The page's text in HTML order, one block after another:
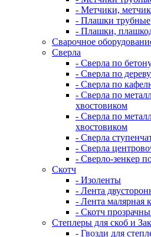
- Метчики,
- Плашки трубные
- Плашки,
Сварочное
Сверла
- Сверла по
- Сверла по дереву
- Сверла по
- Сверла по
хвостовиком
- Сверла по
хвостовиком
- Сверла
- Сверла
- Сверло-зенкер
Скотч
- Изоленты
- Лента
- Лента малярная
- Скотч
Степлеры для скоб и
- Гвозди для